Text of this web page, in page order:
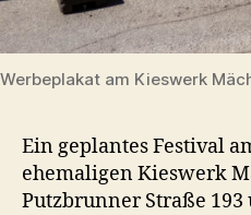
Werbeplakat am Kieswerk
Ein geplantes Festival
ehemaligen Kieswerk
Putzbrunner Straße